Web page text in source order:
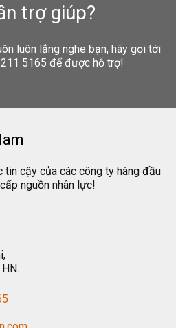
trợ giúp?
luôn lắng nghe bạn, hãy gọi tới
5165 để được hỗ trợ!
tin cậy của các công ty hàng đầu
nguồn nhân lực!